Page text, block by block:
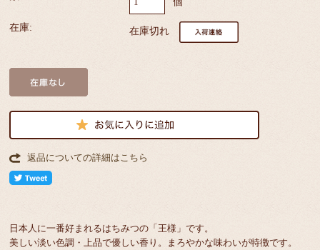
在庫: 在庫切れ
返品についての詳細はこちら
日本人に一番好まれるはちみつの「王様」です。
美しい淡い色調・上品で優しい香り。まろやかな味わいが特徴です。